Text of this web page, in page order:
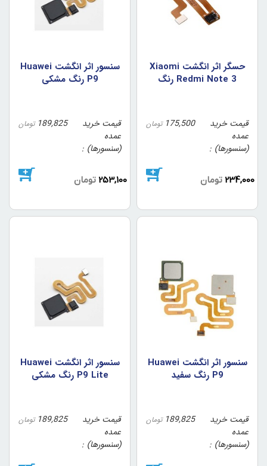
حسگر اثر انگشت Xiaomi
Redmi Note 3 رنگ
قیمت خرید
عمده
(سنسورها)
175,500 تومان
234,000 تومان
سنسور اثر انگشت Huawei
P9 رنگ مشکي
قیمت خرید
عمده
(سنسورها)
189,825 تومان
253,100 تومان
سنسور اثر انگشت Huawei
P9 رنگ سفيد
قیمت خرید
عمده
(سنسورها)
189,825 تومان
سنسور اثر انگشت Huawei
P9 Lite رنگ مشکي
قیمت خرید
عمده
(سنسورها)
189,825 تومان